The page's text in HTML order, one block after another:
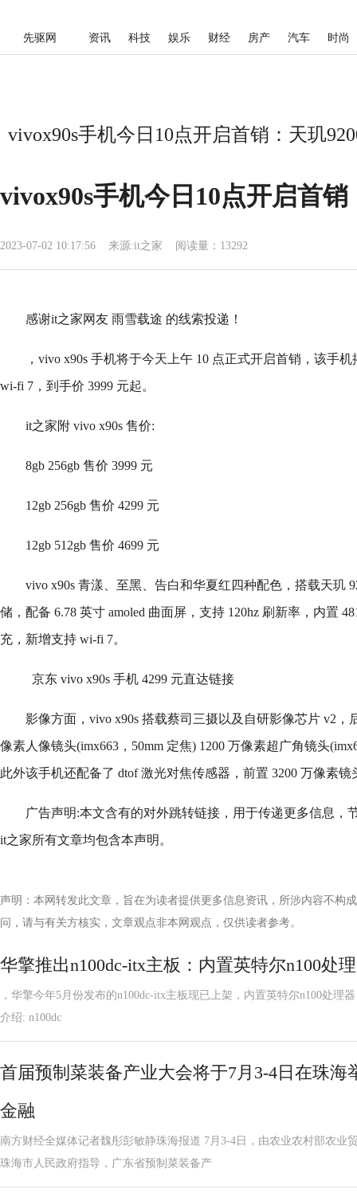
先驱网 资讯 科技 娱乐 财经 房产 汽车 时尚
vivox90s手机今日10点开启首销：天玑
vivox90s手机今日10点开启首
2023-07-02 10:17:56 来源:it之家 阅读量：13292
感谢it之家网友 雨雪载途 的线索投递！
，vivo x90s 手机将于今天上午 10 点正式开启首销，该手
wi-fi 7，到手价 3999 元起。
it之家附 vivo x90s 售价:
8gb 256gb 售价 3999 元
12gb 256gb 售价 4299 元
12gb 512gb 售价 4699 元
vivo x90s 青漾、至黑、告白和华夏红四种配色，搭载天玑
储，配备 6.78 英寸 amoled 曲面屏，支持 120hz 刷新率，内置
充，新增支持 wi-fi 7。
京东 vivo x90s 手机 4299 元直达链接
影像方面，vivo x90s 搭载蔡司三摄以及自研影像芯片 v2，
像素人像镜头(imx663，50mm 定焦) 1200 万像素超广角镜头
此外该手机还配备了 dtof 激光对焦传感器，前置 3200 万像素镜
广告声明:本文含有的对外跳转链接，用于传递更多信息，
it之家所有文章均包含本声明。
声明：本网转发此文章，旨在为读者提供更多信息资讯，所涉内容不构
问，请与有关方核实，文章观点非本网观点，仅供读者参考。
华擎推出n100dc-itx主板：内置英特尔n100处
，华擎今年5月份发布的n100dc-itx主板现已上架，内置英特尔n100处理
介绍: n100dc
首届预制菜装备产业大会将于7月3-4日在珠海
金融
南方财经全媒体记者魏彤彭敏静珠海报道 7月3-4日，由农业农村部农业
珠海市人民政府指导，广东省预制菜装备产